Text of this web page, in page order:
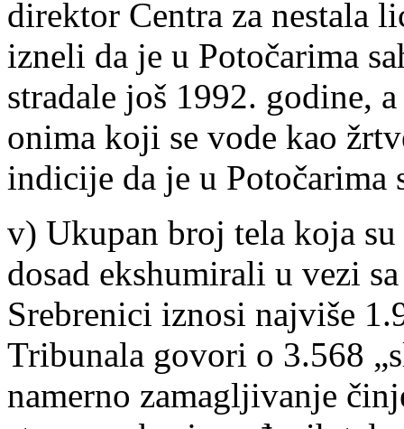
direktor Centra za nestala
izneli da je u Potočarima
stradale još 1992. godine,
onima koji se vode kao
indicije da je u Potočarima
v) Ukupan broj tela koja
dosad ekshumirali u vezi
Srebrenici iznosi najviše
Tribunala govori o 3.568
namerno zamagljivanje